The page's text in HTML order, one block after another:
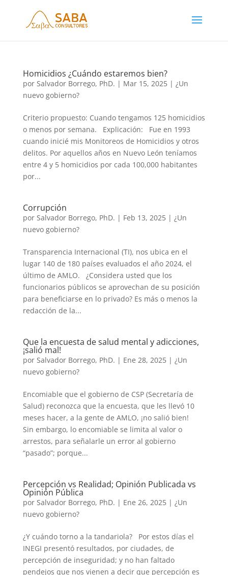
Homicidios ¿Cuándo estaremos bien?
por Salvador Borrego, PhD. | Mar 15, 2025| ¿Un
nuevo gobierno?
Criterio propuesto: Cuando tengamos 125 homicidios
o menos por semana. Explicación: Fue en 1993
cuando inicié mis Monitoreos de Homicidios y otros
delitos. Por aquellos años en Nuevo León teníamos
entre 4 y 5 homicidios por cada 100,000 habitantes
por...
Corrupción
por Salvador Borrego, PhD. | Feb 13, 2025| ¿Un
nuevo gobierno?
Transparencia Internacional (TI), nos ubica en el
lugar 140 de 180 países evaluados el año 2024, el
último de AMLO. ¿Considera usted que los
funcionarios públicos se aprovechan de su posición
para beneficiarse en lo privado? Es más o menos la
redacción de la...
Que la encuesta de salud mental y adicciones,
¡salió mal!
por Salvador Borrego, PhD. | Ene 28, 2025| ¿Un
nuevo gobierno?
Encomiable que el gobierno de CSP (Secretaría de
Salud) reconozca que la encuesta, que les llevó 10
meses hacer, a la gente de AMLO, ¡no salió bien!
Sin embargo, lo encomiable se limita al valor o
arrestos, para señalarle un error al gobierno
“pasado”; porque...
Percepción vs Realidad; Opinión Publicada vs
Opinión Pública
por Salvador Borrego, PhD. | Ene 26, 2025| ¿Un
nuevo gobierno?
¿Y cuándo torno a la tandariola? Por estos días el
INEGI presentó resultados, por ciudades, de
percepción de inseguridad; y no han faltado
pendejos que nos vienen a decir que percepción es